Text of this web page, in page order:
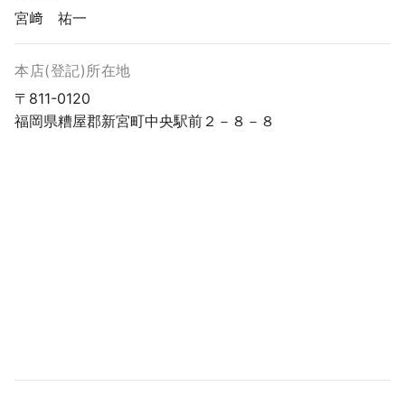
宮﨑 祐一
本店(登記)所在地
〒811-0120
福岡県糟屋郡新宮町中央駅前２－８－８